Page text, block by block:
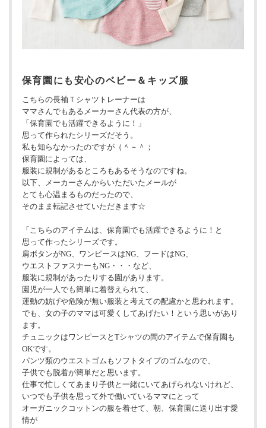
保育園にも安心のベビー＆キッズ服
こちらの長袖Ｔシャツトレーナーは
ママさんでもあるメーカーさん代表の方が、
「保育園でも活躍できるように！」
思って作られたシリーズだそう。
私も知らなかったのですが（＾－＾；
保育園によっては、
服装に規制があるところもあるそうなのですね。
以下、メーカーさんからいただいたメールが
とても心温まるものだったので、
そのまま転記させていただきます☆
「こちらのアイテムは、保育園でも活躍できるように！と
思って作ったシリーズです。
肩ボタンがNG、ワンピースはNG、フードはNG、
ウエストファスナーもNG・・・など、
服装に規制があったりする園があります。
園児が一人でも簡単に着替えられて、
運動の妨げや危険が無い服装と考えての配慮かと思われます。
でも、女の子のママは可愛くしてあげたい！という思いがあり
ます。
チュニックはワンピースとTシャツの間のアイテムで保育園も
OKです。
パンツ類のウエストゴムもソフトタイプのゴムなので、
子供でも脱着が簡単だと思います。
仕事で忙しくてあまり子供と一緒にいてあげられないけれど、
いつでも子供を思って外で働いているママにとって
オーガニックコットンの服を着せて、朝、保育園に送り出す愛
情が